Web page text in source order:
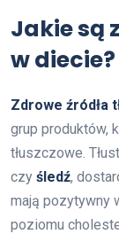
Jakie są
w diecie?
Zdrowe źródła
grup produktów,
tłuszczowe.
czy śledź,
mają pozytywny
poziomu